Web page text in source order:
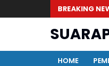
BREAKING
HOME